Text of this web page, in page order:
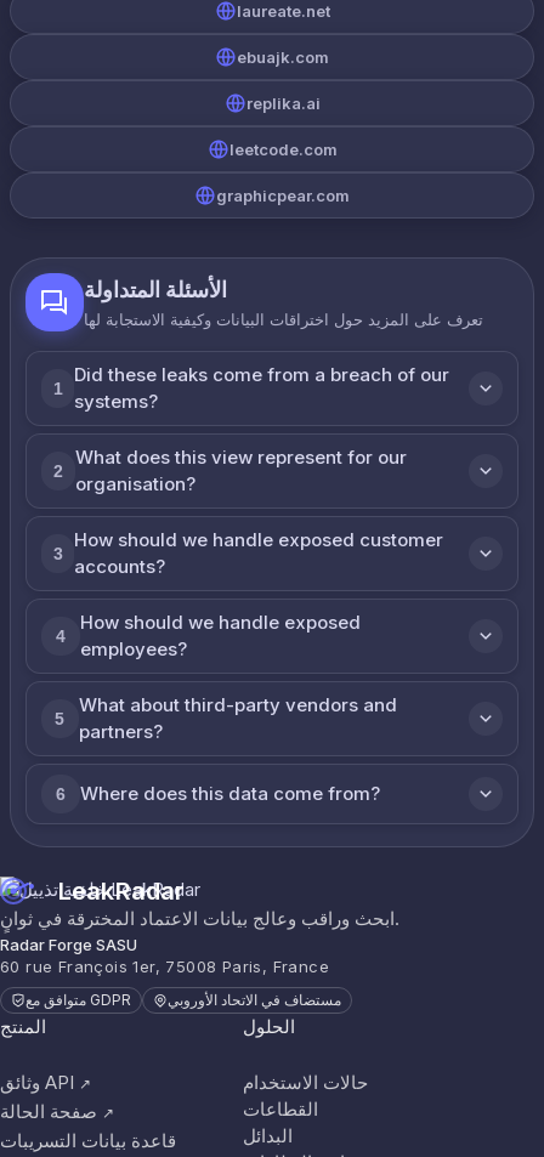
laureate.net
ebuajk.com
replika.ai
leetcode.com
graphicpear.com
الأسئلة المتداولة
تعرف على المزيد حول اختراقات البيانات وكيفية الاستجابة لها
1
Did these leaks come from a breach of our
systems?
2
What does this view represent for our
organisation?
3
How should we handle exposed customer
accounts?
4
How should we handle exposed
employees?
5
What about third-party vendors and
partners?
6 Where does this data come from?
LeakRadar
ابحث وراقب وعالج بيانات الاعتماد المخترقة في ثوانٍ.
Radar Forge SASU
60 rue François 1er, 75008 Paris, France
متوافق مع GDPR مستضاف في الاتحاد الأوروبي
المنتج
وثائق API ↗
صفحة الحالة ↗
قاعدة بيانات التسريبات
الحلول
حالات الاستخدام
القطاعات
البدائل